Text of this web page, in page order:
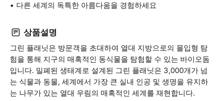
다른 세계의 독특한 아름다움을 경험하세요
상품설명
그린 플래닛은 방문객을 초대하여 열대 지방으로의 몰입형 탐
험을 통해 지구의 매혹적인 동식물을 탐험할 수 있는 바이오돔
입니다. 밀폐된 생태계로 설계된 그린 플래닛은 3,000개가 넘
는 식물과 동물, 세계에서 가장 큰 실내 인공 및 생명을 유지하
는 나무가 있는 열대 우림의 매혹적인 세계를 재현합니다.